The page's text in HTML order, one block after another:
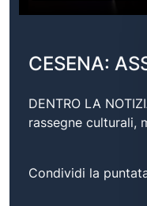
CESENA:
DENTRO LA
rassegne culturali,
Condividi la